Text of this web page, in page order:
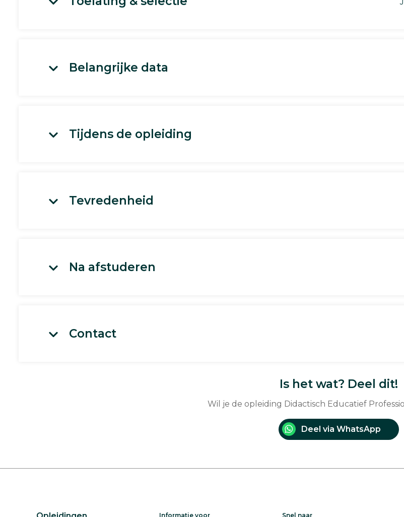
Belangrijke data
Tijdens de opleiding
Tevredenheid
Na afstuderen
Contact
Is het wat? Deel dit!
Wil je de opleiding Didactisch Educatief
Deel via WhatsApp
Informatie voor Snel naar